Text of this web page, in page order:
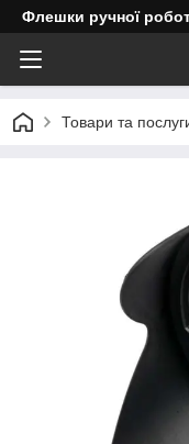
Флешки ручної
Товари та